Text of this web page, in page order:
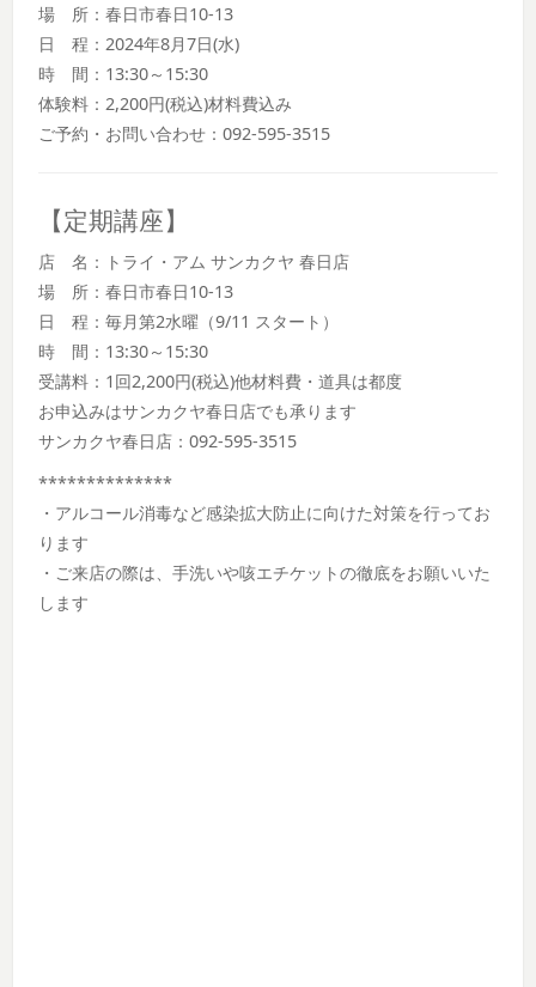
場 所：春日市春日10-13
日 程：2024年8月7日(水)
時 間：13:30～15:30
体験料：2,200円(税込)材料費込み
ご予約・お問い合わせ：092-595-3515
【定期講座】
店 名：トライ・アム サンカクヤ 春日店
場 所：春日市春日10-13
日 程：毎月第2水曜（9/11 スタート）
時 間：13:30～15:30
受講料：1回2,200円(税込)他材料費・道具は都度
お申込みはサンカクヤ春日店でも承ります
サンカクヤ春日店：092-595-3515
**************
・アルコール消毒など感染拡大防止に向けた対策を行ってお
ります
・ご来店の際は、手洗いや咳エチケットの徹底をお願いいた
します